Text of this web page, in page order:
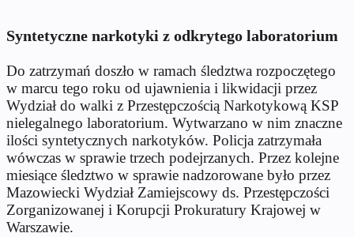
Syntetyczne narkotyki z odkrytego laboratorium
Do zatrzymań doszło w ramach śledztwa rozpoczętego
w marcu tego roku od ujawnienia i likwidacji przez
Wydział do walki z Przestępczością Narkotykową KSP
nielegalnego laboratorium. Wytwarzano w nim znaczne
ilości syntetycznych narkotyków. Policja zatrzymała
wówczas w sprawie trzech podejrzanych. Przez kolejne
miesiące śledztwo w sprawie nadzorowane było przez
Mazowiecki Wydział Zamiejscowy ds. Przestępczości
Zorganizowanej i Korupcji Prokuratury Krajowej w
Warszawie.